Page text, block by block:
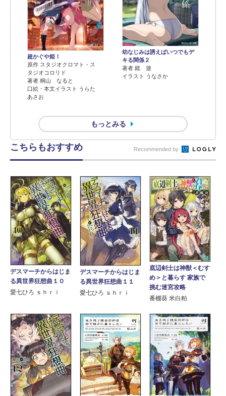
超かぐや姫！
原作 スタジオクロマト・ス
タジオコロリド
著者 桐山 なると
口絵・本文イラスト うらた
あさお
幼なじみは誘えばいつでもデ
キる関係２
著者 鏡 遊
イラスト うなさか
もっとみる
こちらもおすすめ Recommended by
デスマーチからはじま
る異世界狂想曲１０
愛七ひろ ｓｈｒｉ
デスマーチからはじま
る異世界狂想曲１１
愛七ひろ ｓｈｒｉ
底辺剣士は神獣＜むす
め＞と暮らす 家族で
挑む迷宮攻略
番棚葵 米白粕